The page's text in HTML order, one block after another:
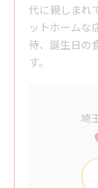
代に親しまれ
ットホームな
待、誕生日の
す。
埼